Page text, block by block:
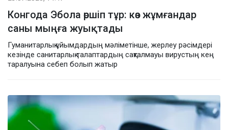
Конгода Эбола өршіп тұр: көз жұмғандар
саны мыңға жуықтады
Гуманитарлық ұйымдардың мәліметінше, жерлеу рәсімдері
кезінде санитарлық талаптардың сақталмауы вирустың кең
таралуына себеп болып жатыр